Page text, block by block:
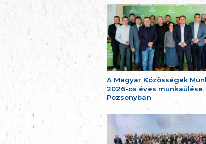
A Magyar Közösségek
2026-os éves munkaülése
Pozsonyban